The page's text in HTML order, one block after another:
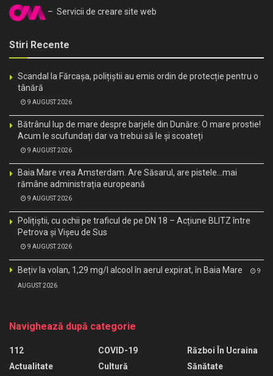
– Servicii de creare site web
Stiri Recente
Scandal la Fărcașa, polițiștii au emis ordin de protecție pentru o
tânără
9 AUGUST 2026
Bătrânul lup de mare despre barjele din Dunăre: O mare prostie!
Acum le scufundați dar va trebui să le și scoateți
9 AUGUST 2026
Baia Mare vrea Amsterdam. Are Săsarul, are pistele…mai
rămâne administrația europeană
9 AUGUST 2026
Polițiștii, cu ochii pe traficul de pe DN 18 – Acțiune BLITZ între
Petrova și Vișeu de Sus
9 AUGUST 2026
Bețiv la volan, 1,29 mg/l alcool în aerul expirat, în Baia Mare 9
AUGUST 2026
Navighează după categorie
112
Actualitate
COVID-19
Cultură
Război În Ucraina
Sănătate